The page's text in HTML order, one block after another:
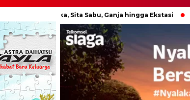
Sita Sabu, Ganja hingga Ekstasi